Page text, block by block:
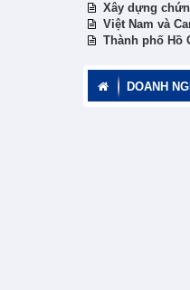
Xây dựng
Việt Nam và
Thành phố Hồ
DOANH